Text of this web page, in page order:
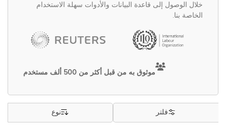
خلال الوصول إلى قاعدة البيانات والأدوات سهلة الاستخدام
الخاصة بنا.
موثوق به من قبل أكثر من 500 ألف مستخدم
فلتر نوع